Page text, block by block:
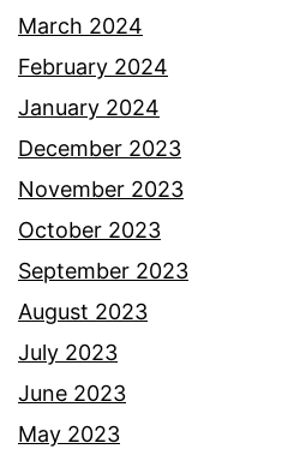
March 2024
February 2024
January 2024
December 2023
November 2023
October 2023
September 2023
August 2023
July 2023
June 2023
May 2023